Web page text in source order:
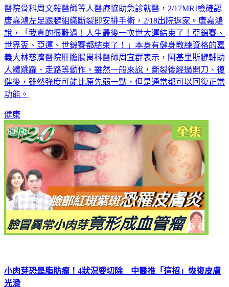
唐嘉鴻左足跟腱組織斷裂即安排手術，2/18出院返家。唐嘉鴻
說，「我真的很難過！人生最後一次世大運結束了！亞錦賽、
世界盃、亞運、世錦賽都結束了！」本身有健身教練資格的嘉
義大林慈濟醫院肝膽腸胃科醫師周宜群表示，阿基里斯腱輔助
人體跳躍、走路等動作，雖然一般來說，斷裂後經過開刀、復
健後，雖然強度可能比原先弱一點，但是通常都可以回復正常
功能。
光滑